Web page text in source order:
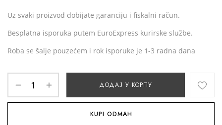
Uz svaki proizvod dobijate garanciju i fiskalni račun.
Besplatna isporuka putem EuroExpress kurirske službe.
Roba se šalje pouzećem i rok isporuke je 1-3 radna dana
ДОДАЈ У КОРПУ
KUPI ODMAH